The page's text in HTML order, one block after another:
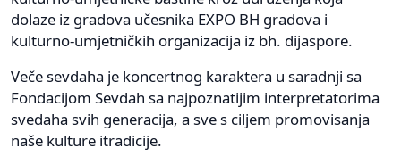
dolaze iz gradova učesnika EXPO BH gradova i
kulturno-umjetničkih organizacija iz bh. dijaspore.
Veče sevdaha je koncertnog karaktera u saradnji sa
Fondacijom Sevdah sa najpoznatijim interpretatorima
svedaha svih generacija, a sve s ciljem promovisanja
naše kulture itradicije.